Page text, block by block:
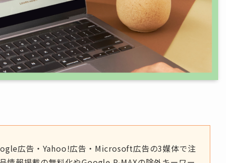
広告・Yahoo!広告・Microsoft広告の3媒体で注